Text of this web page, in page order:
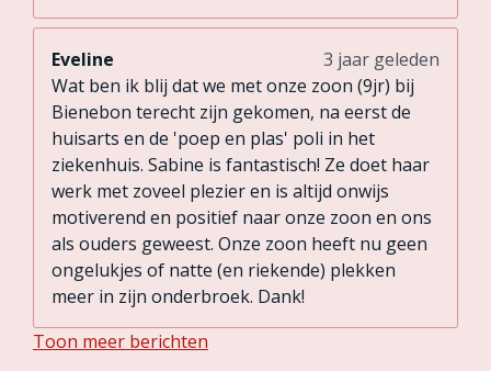
Eveline
3 jaar geleden
Wat ben ik blij dat we met onze zoon (9jr) bij
Bienebon terecht zijn gekomen, na eerst de
huisarts en de 'poep en plas' poli in het
ziekenhuis. Sabine is fantastisch! Ze doet haar
werk met zoveel plezier en is altijd onwijs
motiverend en positief naar onze zoon en ons
als ouders geweest. Onze zoon heeft nu geen
ongelukjes of natte (en riekende) plekken
meer in zijn onderbroek. Dank!
Toon meer berichten